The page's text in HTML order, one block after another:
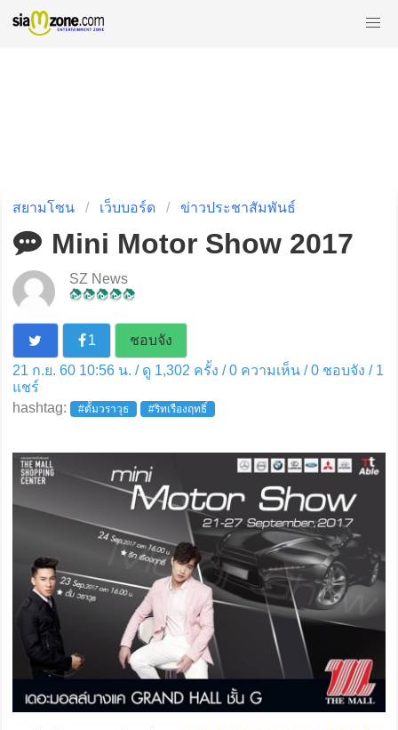
สยามโซน เว็บบอร์ด ข่าวประชาสัมพันธ์
Mini Motor Show 2017
SZ News
1
ชอบจัง
21 ก.ย. 60 10:56 น. / ดู 1,302 ครั้ง / 0 ความเห็น /0ชอบจัง / 1
แชร์
hashtag:
#ตั้มวราวุธ #ริทเรืองฤทธิ์